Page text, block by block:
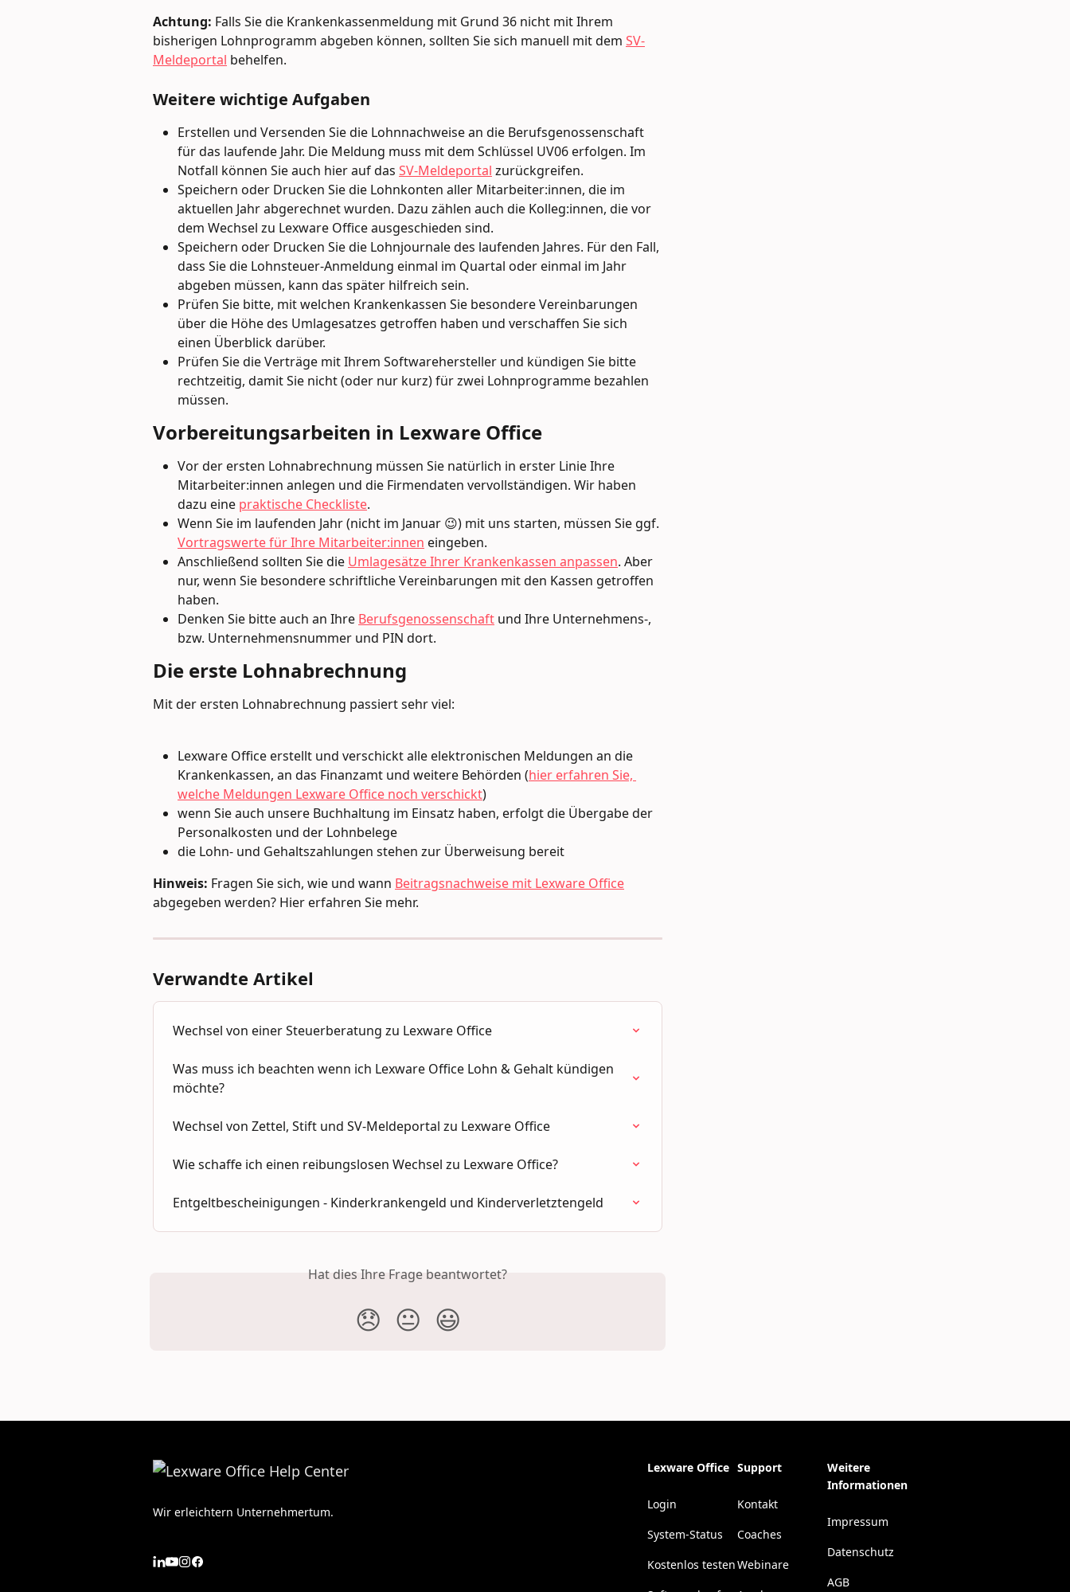
Achtung: Falls Sie die Krankenkassenmeldung mit Grund 36 nicht mit Ihrem
bisherigen Lohnprogramm abgeben können, sollten Sie sich manuell mit dem SV-
Meldeportal behelfen.
Weitere wichtige Aufgaben
Erstellen und Versenden Sie die Lohnnachweise an die Berufsgenossenschaft
für das laufende Jahr. Die Meldung muss mit dem Schlüssel UV06 erfolgen. Im
Notfall können Sie auch hier auf das SV-Meldeportal zurückgreifen.
Speichern oder Drucken Sie die Lohnkonten aller Mitarbeiter:innen, die im
aktuellen Jahr abgerechnet wurden. Dazu zählen auch die Kolleg:innen, die vor
dem Wechsel zu Lexware Office ausgeschieden sind.
Speichern oder Drucken Sie die Lohnjournale des laufenden Jahres. Für den Fall,
dass Sie die Lohnsteuer-Anmeldung einmal im Quartal oder einmal im Jahr
abgeben müssen, kann das später hilfreich sein.
Prüfen Sie bitte, mit welchen Krankenkassen Sie besondere Vereinbarungen
über die Höhe des Umlagesatzes getroffen haben und verschaffen Sie sich
einen Überblick darüber.
Prüfen Sie die Verträge mit Ihrem Softwarehersteller und kündigen Sie bitte
rechtzeitig, damit Sie nicht (oder nur kurz) für zwei Lohnprogramme bezahlen
müssen.
Vorbereitungsarbeiten in Lexware Office
Vor der ersten Lohnabrechnung müssen Sie natürlich in erster Linie Ihre
Mitarbeiter:innen anlegen und die Firmendaten vervollständigen. Wir haben
dazu eine praktische Checkliste.
Wenn Sie im laufenden Jahr (nicht im Januar 😉) mit uns starten, müssen Sie ggf.
Vortragswerte für Ihre Mitarbeiter:innen eingeben.
Anschließend sollten Sie die Umlagesätze Ihrer Krankenkassen anpassen. Aber
nur, wenn Sie besondere schriftliche Vereinbarungen mit den Kassen getroffen
haben.
Denken Sie bitte auch an Ihre Berufsgenossenschaft und Ihre Unternehmens-,
bzw. Unternehmensnummer und PIN dort.
Die erste Lohnabrechnung
Mit der ersten Lohnabrechnung passiert sehr viel:
Lexware Office erstellt und verschickt alle elektronischen Meldungen an die
Krankenkassen, an das Finanzamt und weitere Behörden (hier erfahren Sie,
welche Meldungen Lexware Office noch verschickt)
wenn Sie auch unsere Buchhaltung im Einsatz haben, erfolgt die Übergabe der
Personalkosten und der Lohnbelege
die Lohn- und Gehaltszahlungen stehen zur Überweisung bereit
Hinweis: Fragen Sie sich, wie und wann Beitragsnachweise mit Lexware Office
abgegeben werden? Hier erfahren Sie mehr.
Verwandte Artikel
Wechsel von einer Steuerberatung zu Lexware Office
Was muss ich beachten wenn ich Lexware Office Lohn & Gehalt kündigen
möchte?
Wechsel von Zettel, Stift und SV-Meldeportal zu Lexware Office
Wie schaffe ich einen reibungslosen Wechsel zu Lexware Office?
Entgeltbescheinigungen - Kinderkrankengeld und Kinderverletztengeld
Hat dies Ihre Frage beantwortet?
😞 😐 😃
Wir erleichtern Unternehmertum.
Lexware Office
Login
System-Status
Kostenlos testen
Support
Kontakt
Coaches
Webinare
Weitere
Informationen
Impressum
Datenschutz
AGB